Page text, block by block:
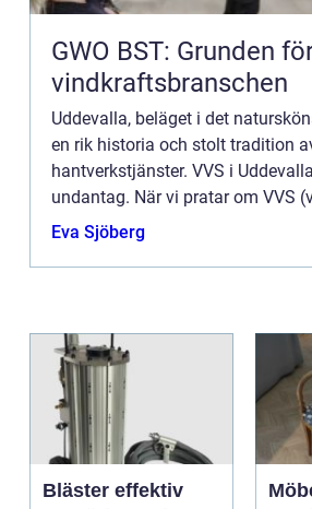
GWO BST: Grunden
vindkraftsbranschen
Uddevalla, beläget i det
en rik historia och stolt tradition
hantverkstjänster. VVS i
undantag. När vi pratar om VVS
ventilation och sanitet) hä...
Eva Sjöberg
Bläster effektiv